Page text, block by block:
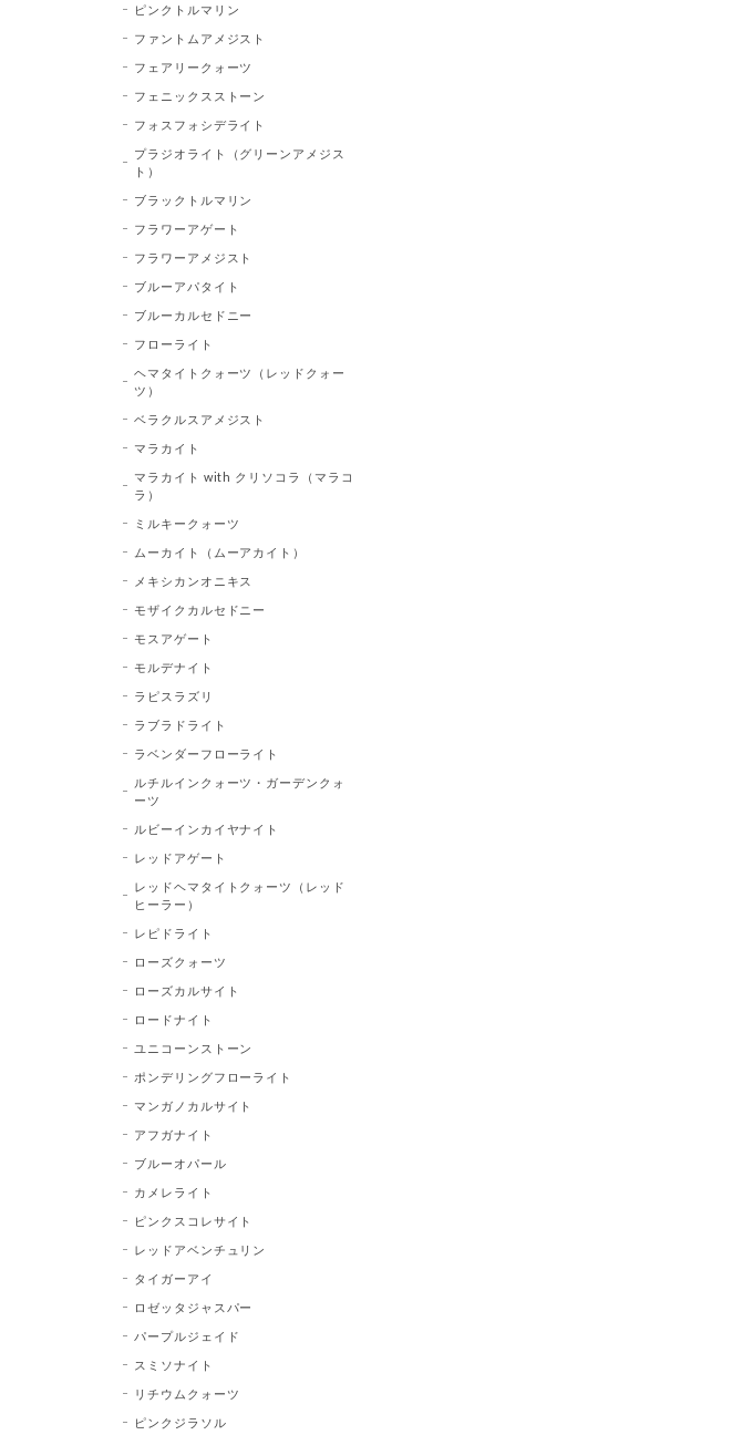
ピンクトルマリン
ファントムアメジスト
フェアリークォーツ
フェニックスストーン
フォスフォシデライト
プラジオライト（グリーンアメジス
ト）
ブラックトルマリン
フラワーアゲート
フラワーアメジスト
ブルーアパタイト
ブルーカルセドニー
フローライト
ヘマタイトクォーツ（レッドクォー
ツ）
ベラクルスアメジスト
マラカイト
マラカイト with クリソコラ（マラコ
ラ）
ミルキークォーツ
ムーカイト（ムーアカイト）
メキシカンオニキス
モザイクカルセドニー
モスアゲート
モルデナイト
ラピスラズリ
ラブラドライト
ラベンダーフローライト
ルチルインクォーツ・ガーデンクォ
ーツ
ルビーインカイヤナイト
レッドアゲート
レッドヘマタイトクォーツ（レッド
ヒーラー）
レピドライト
ローズクォーツ
ローズカルサイト
ロードナイト
ユニコーンストーン
ポンデリングフローライト
マンガノカルサイト
アフガナイト
ブルーオパール
カメレライト
ピンクスコレサイト
レッドアベンチュリン
タイガーアイ
ロゼッタジャスパー
パープルジェイド
スミソナイト
リチウムクォーツ
ピンクジラソル